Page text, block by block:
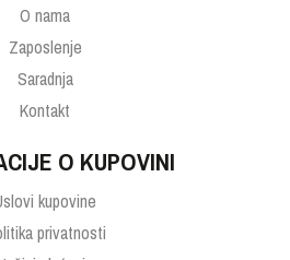
O nama
Zaposlenje
Saradnja
Kontakt
O KUPOVINI
kupovine
privatnosti